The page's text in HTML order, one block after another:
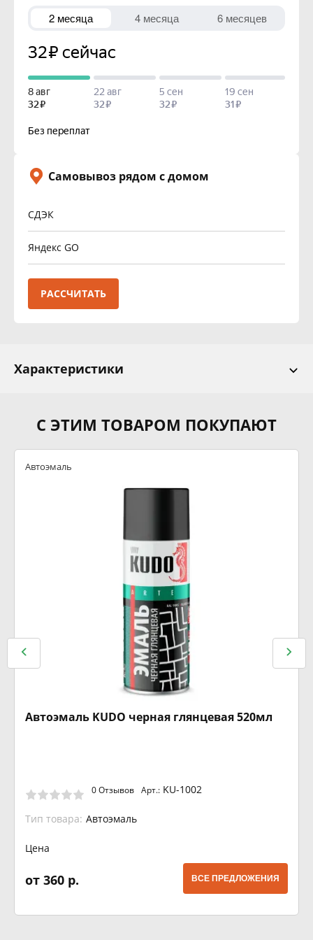
Самовывоз рядом с домом
СДЭК
Яндекс GO
РАССЧИТАТЬ
Характеристики
С ЭТИМ ТОВАРОМ ПОКУПАЮТ
Автоэмаль
Автоэмаль KUDO черная глянцевая 520мл
0 Отзывов Арт.: KU-1002
Тип товара: Автоэмаль
Цена
от 360 р. ВСЕ ПРЕДЛОЖЕНИЯ